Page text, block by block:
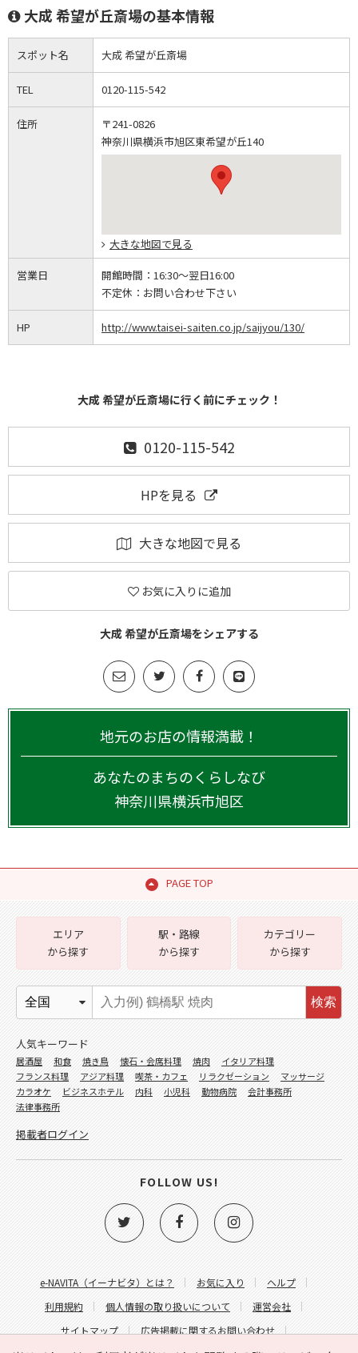
大成 希望が丘斎場の基本情報
スポット名 大成 希望が丘斎場
TEL 0120-115-542
住所
〒241-0826
神奈川県横浜市旭区東希望が丘140
大きな地図で見る
営業日 開館時間： 16:30～翌日16:00
不定休： お問い合わせ下さい
HP http://www.taisei-saiten.co.jp/saijyou/130/
大成 希望が丘斎場に行く前にチェック！
0120-115-542
HPを見る
大きな地図で見る
お気に入りに追加
大成 希望が丘斎場をシェアする
地元のお店の情報満載！
あなたのまちのくらしなび
神奈川県横浜市旭区
PAGE TOP
e-NAVITA（イーナビタ）とは？ お気に入り
ヘルプ
利用規約
個人情報の取り扱いについて
運営会社
サイトマップ
広告掲載に関するお問い合わせ
エリア
から探す
駅・路線
から探す
カテゴリー
から探す
検索
人気キーワード
居酒屋 和食 焼き鳥 懐石・会席料理 焼肉
イタリア料理
フランス料理
アジア料理 喫茶・カフェ リラクゼーション
マッサージ
カラオケ
ビジネスホテル 内科 小児科 動物病院
会計事務所
法律事務所
掲載者ログイン
FOLLOW US!